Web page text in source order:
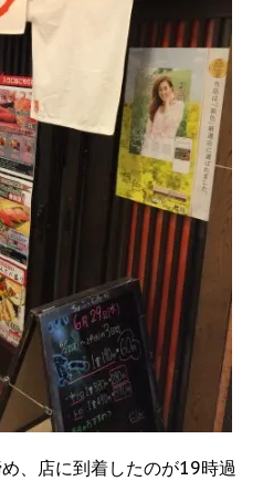
、店に到着したのが19時過